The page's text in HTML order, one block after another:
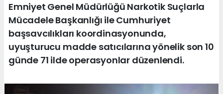
Emniyet Genel Müdürlüğü Narkotik Suçlarla
Mücadele Başkanlığı ile Cumhuriyet
başsavcılıkları koordinasyonunda,
uyuşturucu madde satıcılarına yönelik son 10
günde 71 ilde operasyonlar düzenlendi.